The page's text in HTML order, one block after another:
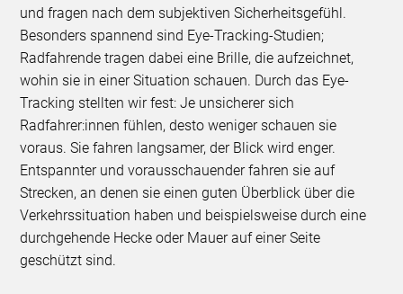
und fragen nach dem subjektiven Sicherheitsgefühl.
Besonders spannend sind Eye-Tracking-Studien;
Radfahrende tragen dabei eine Brille, die aufzeichnet,
wohin sie in einer Situation schauen. Durch das Eye-
Tracking stellten wir fest: Je unsicherer sich
Radfahrer:innen fühlen, desto weniger schauen sie
voraus. Sie fahren langsamer, der Blick wird enger.
Entspannter und vorausschauender fahren sie auf
Strecken, an denen sie einen guten Überblick über die
Verkehrssituation haben und beispielsweise durch eine
durchgehende Hecke oder Mauer auf einer Seite
geschützt sind.